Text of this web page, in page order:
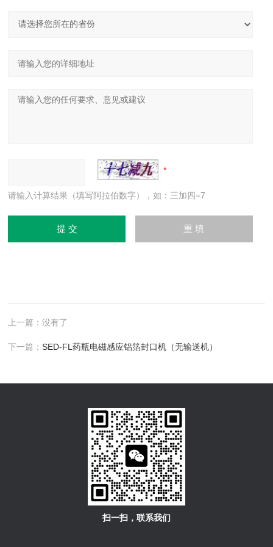
请输入计算结果（填写阿拉伯数字），如：三加四=7
上一篇：没有了
下一篇：SED-FL药瓶电磁感应铝箔封口机（无输送机）
扫一扫，联系我们